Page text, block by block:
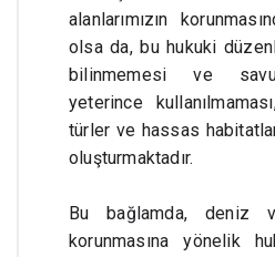
alanlarımızın
olsa da, bu hukuki
bilinmemesi ve
yeterince
türler ve hassas
oluşturmaktadır.
Bu bağlamda, deniz
korunmasına yönelik